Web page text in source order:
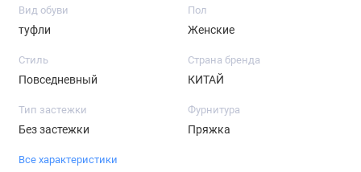
Вид обуви
туфли
Пол
Женские
Стиль
Повседневный
Страна бренда
КИТАЙ
Тип застежки
Без застежки
Фурнитура
Пряжка
Все характеристики